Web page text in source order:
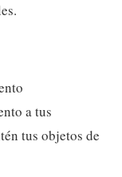
a tus
tus objetos de